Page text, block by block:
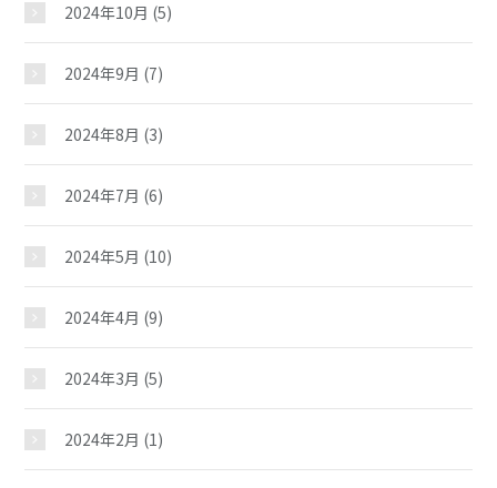
中村児童館
おしらせ
じどうかんだより
イベント
2024年10月 (5)
2024年9月 (7)
2024年8月 (3)
2024年7月 (6)
2024年5月 (10)
2024年4月 (9)
2024年3月 (5)
2024年2月 (1)